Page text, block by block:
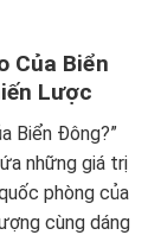
Của Biển
Lược
Biển Đông?”
những giá trị
phòng của
cùng dáng